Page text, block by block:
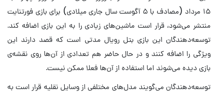
۱۵ مرداد (مصادف با ۵ آگوست سال جاری میلادی) برای بازی فورتنایت
منتشر می‌شود، قرار است ماشین‌های زیادی را به این بازی اضافه کند.
توسعه‌دهندگان این بازی بتل رویال مدتی است که قصد دارند این
ویژگی را اضافه کنند و در حال حاضر هم تعدادی از آن‌ها روی نقشه‌ی
بازی دیده‌ می‌شوند اما استفاده از آن‌ها فعلا ممکن نیست.
توسعه‌دهندگان می‌گویند مدل‌های مختلفی از وسایل نقلیه قرار است به